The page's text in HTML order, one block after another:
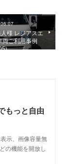
様 レジアスエ
両ご利用事例
もっと自由
示、画像容量無
の機能を開放し